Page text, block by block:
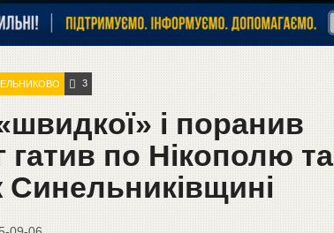
3
і поранив
гатив по Нікополю та
Синельниківщині